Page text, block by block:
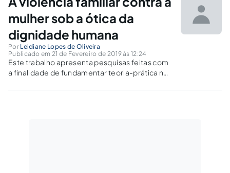
dignidade como ser humano.
mulher sob a ótica da
dignidade humana
Por Leidiane Lopes de Oliveira
Publicado em 21 de Fevereiro de 2019 às 12:24
Este trabalho apresenta pesquisas feitas com
a finalidade de fundamentar teoria-prática no
conhecimento sobre determinados fatos ou